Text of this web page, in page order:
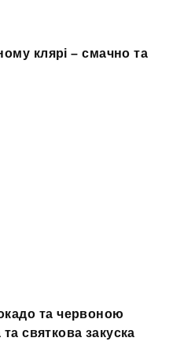
клярі – смачно та
та червоною
святкова закуска